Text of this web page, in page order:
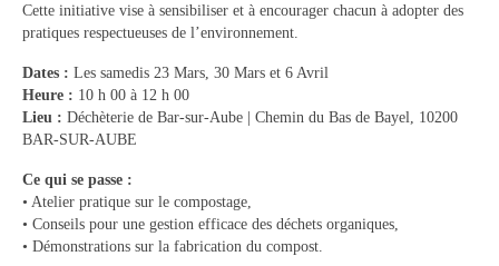
Tourisme
Services publics
Formalités administratives
Santé
Qualité de l’eau
Cette initiative vise à sensibiliser et à encourager chacun à adopter des
pratiques respectueuses de l’environnement.
Dates : Les samedis 23 Mars, 30 Mars et 6 Avril
Heure : 10 h 00 à 12 h 00
Lieu : Déchèterie de Bar-sur-Aube | Chemin du Bas de Bayel, 10200
BAR-SUR-AUBE
Ce qui se passe :
• Atelier pratique sur le compostage,
• Conseils pour une gestion efficace des déchets organiques,
• Démonstrations sur la fabrication du compost.